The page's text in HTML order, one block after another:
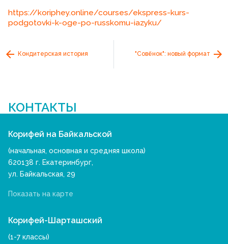
https://koriphey.online/courses/ekspress-kurs-
podgotovki-k-oge-po-russkomu-iazyku/
Кондитерская история "Совёнок": новый формат
КОНТАКТЫ
Корифей на Байкальской
(начальная, основная и средняя школа)
620138 г. Екатеринбург,
ул. Байкальская, 29
Показать на карте
Корифей-Шарташский
(1-7 классы)